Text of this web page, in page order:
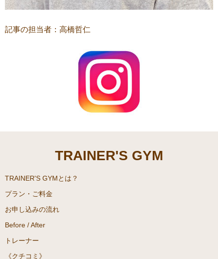
記事の担当者：高橋哲仁
TRAINER'S GYM
TRAINER'S GYMとは？
プラン・ご料金
お申し込みの流れ
Before / After
トレーナー
《クチコミ》